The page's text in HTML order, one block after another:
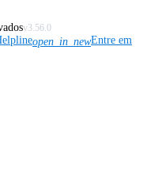
v3.56.0
open_in_newEntre em